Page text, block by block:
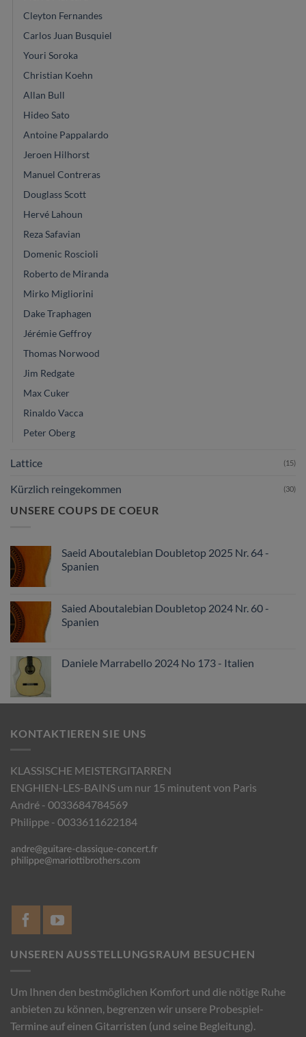
Cleyton Fernandes
Carlos Juan Busquiel
Youri Soroka
Christian Koehn
Allan Bull
Hideo Sato
Antoine Pappalardo
Jeroen Hilhorst
Manuel Contreras
Douglass Scott
Hervé Lahoun
Reza Safavian
Domenic Roscioli
Roberto de Miranda
Mirko Migliorini
Dake Traphagen
Jérémie Geffroy
Thomas Norwood
Jim Redgate
Max Cuker
Rinaldo Vacca
Peter Oberg
Lattice (15)
Kürzlich reingekommen (30)
UNSERE COUPS DE COEUR
Saeid Aboutalebian Doubletop 2025 Nr. 64 -
Spanien
Saied Aboutalebian Doubletop 2024 Nr. 60 -
Spanien
Daniele Marrabello 2024 No 173 - Italien
KONTAKTIEREN SIE UNS
KLASSISCHE MEISTERGITARREN
ENGHIEN-LES-BAINS um nur 15 minutent von Paris
André - 0033684784569
Philippe - 0033611622184
UNSEREN AUSSTELLUNGSRAUM BESUCHEN
Um Ihnen den bestmöglichen Komfort und die nötige Ruhe
anbieten zu können, begrenzen wir unsere Probespiel-
Termine auf einen Gitarristen (und seine Begleitung).